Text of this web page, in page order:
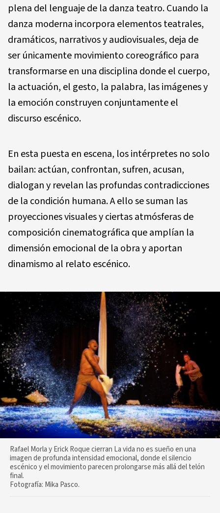
plena del lenguaje de la danza teatro. Cuando la
danza moderna incorpora elementos teatrales,
dramáticos, narrativos y audiovisuales, deja de
ser únicamente movimiento coreográfico para
transformarse en una disciplina donde el cuerpo,
la actuación, el gesto, la palabra, las imágenes y
la emoción construyen conjuntamente el
discurso escénico.
En esta puesta en escena, los intérpretes no solo
bailan: actúan, confrontan, sufren, acusan,
dialogan y revelan las profundas contradicciones
de la condición humana. A ello se suman las
proyecciones visuales y ciertas atmósferas de
composición cinematográfica que amplían la
dimensión emocional de la obra y aportan
dinamismo al relato escénico.
Rafael Morla y Erick Roque cierran La vida no es sueño en una
imagen de profunda intensidad emocional, donde el silencio
escénico y el movimiento parecen prolongarse más allá del telón
final.
Fotografía: Mika Pasco.